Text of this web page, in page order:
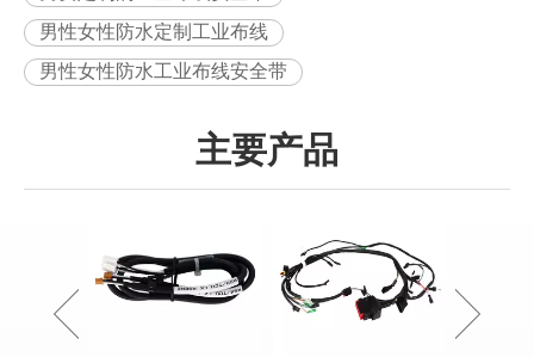
男性女性防水定制工业布线
男性女性防水工业布线安全带
主要产品